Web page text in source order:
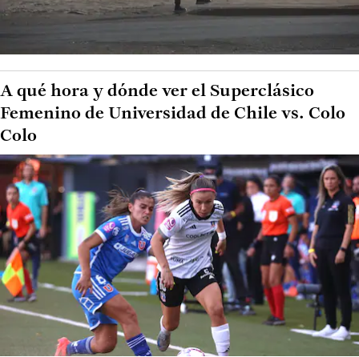
A qué hora y dónde ver el Superclásico
Femenino de Universidad de Chile vs. Colo
Colo